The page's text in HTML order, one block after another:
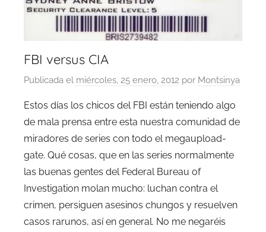
FBI versus CIA
Publicada el miércoles, 25 enero, 2012 por Montsinya
Estos días los chicos del FBI están teniendo algo
de mala prensa entre esta nuestra comunidad de
miradores de series con todo el megaupload-
gate. Qué cosas, que en las series normalmente
las buenas gentes del Federal Bureau of
Investigation molan mucho: luchan contra el
crimen, persiguen asesinos chungos y resuelven
casos rarunos, así en general. No me negaréis